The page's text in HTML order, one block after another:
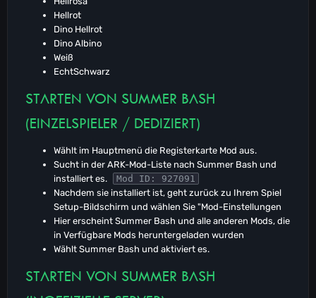
Hellrot
Dino Hellrot
Dino Albino
Weiß
EchtSchwarz
STARTEN VON SUMMER BASH
(EINZELSPIELER / DEDIZIERT)
Wählt im Hauptmenü die Registerkarte Mod aus.
Sucht in der ARK-Mod-Liste nach Summer Bash und
installiert es.
Mod ID: 927091
Nachdem sie installiert ist, geht zurück zu Ihrem Spiel
Setup-Bildschirm und wählen Sie "Mod-Einstellungen
Hier erscheint Summer Bash und alle anderen Mods, die
in Verfügbare Mods heruntergeladen wurden
Wählt Summer Bash und aktiviert es.
STARTEN VON SUMMER BASH